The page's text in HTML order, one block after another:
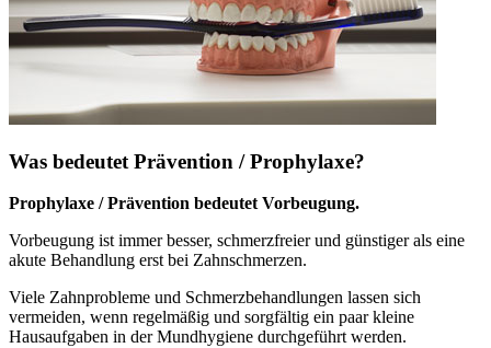
Was bedeutet Prävention / Prophylaxe?
Prophylaxe / Prävention bedeutet Vorbeugung.
Vorbeugung ist immer besser, schmerzfreier und günstiger als eine
akute Behandlung erst bei Zahnschmerzen.
Viele Zahnprobleme und Schmerzbehandlungen lassen sich
vermeiden, wenn regelmäßig und sorgfältig ein paar kleine
Hausaufgaben in der Mundhygiene durchgeführt werden.